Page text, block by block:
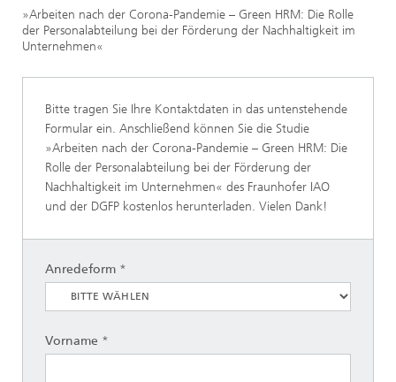
Organisationsentwicklung und Arbeits­­gestaltung
»Arbeiten nach der Corona-Pandemie – Green HRM: Die Rolle
der Personalabteilung bei der Förderung der Nachhaltigkeit im
Unternehmen«
Bitte tragen Sie Ihre Kontaktdaten in das untenstehende
Formular ein. Anschließend können Sie die Studie
»Arbeiten nach der Corona-Pandemie – Green HRM: Die
Rolle der Personalabteilung bei der Förderung der
Nachhaltigkeit im Unternehmen« des Fraunhofer IAO
und der DGFP kostenlos herunterladen. Vielen Dank!
Anredeform
Vorname